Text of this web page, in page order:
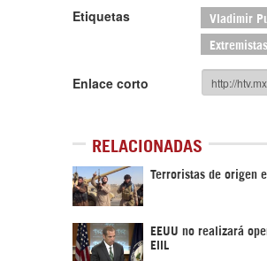
Etiquetas Vladimir
Enlace corto
RELACIONADAS
Terroristas de origen
EEUU no realizará
EIIL